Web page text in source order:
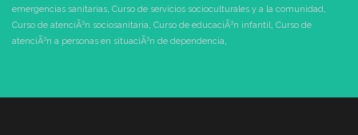
emergencias sanitarias, Curso de servicios socioculturales y a la comunidad,
Curso de atenciÃ³n sociosanitaria, Curso de educaciÃ³n infantil, Curso de
atenciÃ³n a personas en situaciÃ³n de dependencia,